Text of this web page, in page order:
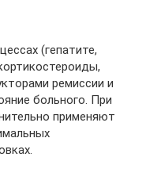
(гепатите,
ремиссии и
больного. При
применяют